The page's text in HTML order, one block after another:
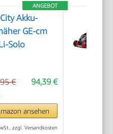
ANGEBOT
Akku-
GE-cm
Solo
94,39 €
€
ansehen
zzgl. Versandkosten